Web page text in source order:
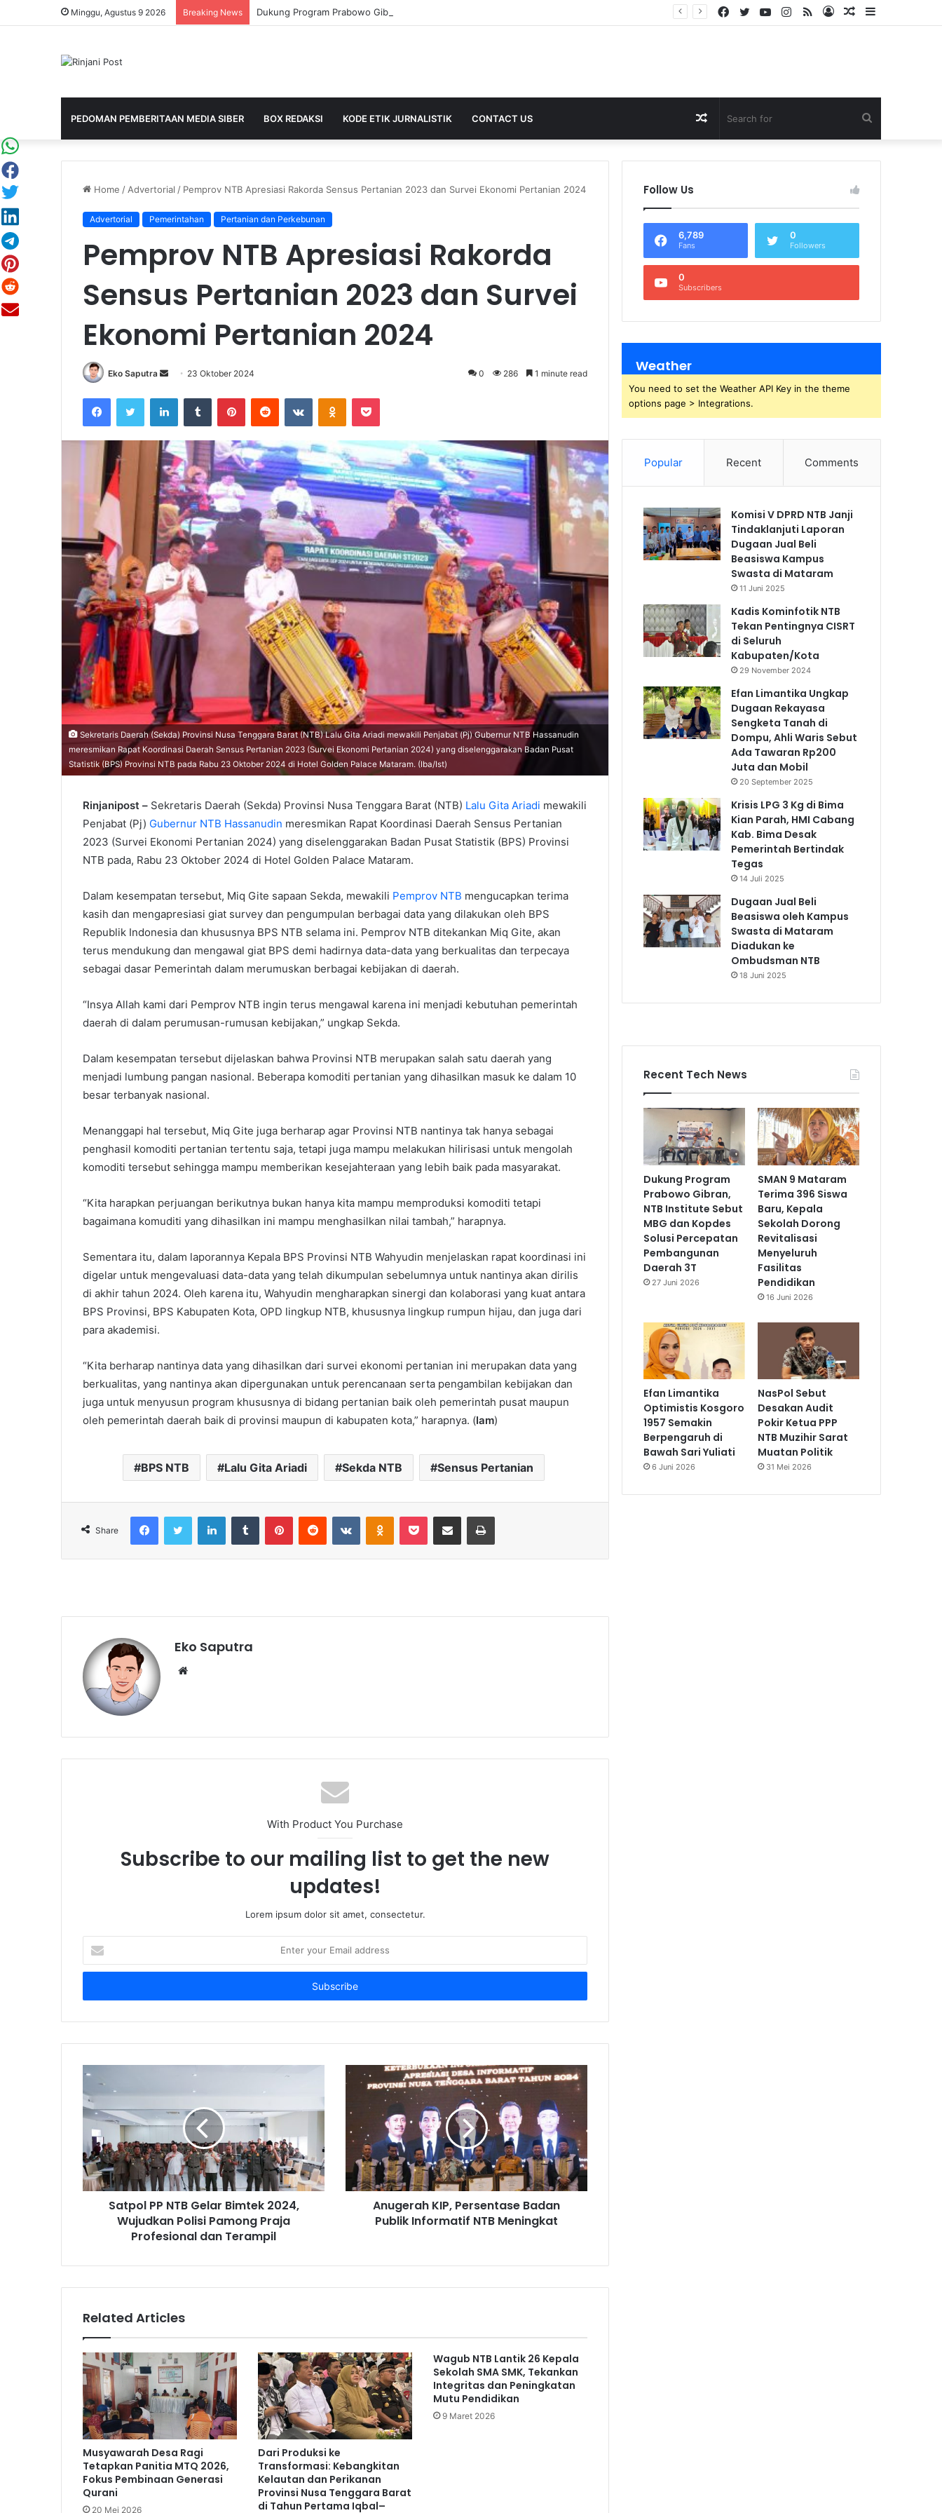
Minggu, Agustus 9 2026 Breaking News
Random
Log
RSS
Instagram
YouTube
Twitter
Facebook
PEDOMAN PEMBERITAAN MEDIA SIBER BOX REDAKSI KODE ETIK JURNALISTIK CONTACT US
for
Random
Article
Home / Advertorial / Pemprov NTB Apresiasi Rakorda Sensus Pertanian 2023 dan Survei Ekonomi Pertanian 2024
Advertorial Pemerintahan Pertanian dan Perkebunan
Pemprov NTB Apresiasi Rakorda
Sensus Pertanian 2023 dan Survei
Ekonomi Pertanian 2024
Eko Saputra
Send23 Oktober 2024 0 286 1 minute read
FacebookTwitter LinkedIn Tumblr PinterestReddit VKontakteOdnoklassniki
Sekretaris Daerah (Sekda) Provinsi Nusa Tenggara Barat (NTB) Lalu Gita Ariadi mewakili Penjabat (Pj) Gubernur NTB Hassanudin
meresmikan Rapat Koordinasi Daerah Sensus Pertanian 2023 (Survei Ekonomi Pertanian 2024) yang diselenggarakan Badan Pusat
Statistik (BPS) Provinsi NTB pada Rabu 23 Oktober 2024 di Hotel Golden Palace Mataram. (Iba/Ist)
Rinjanipost – Sekretaris Daerah (Sekda) Provinsi Nusa Tenggara Barat (NTB) Lalu Gita Ariadi mewakili
Penjabat (Pj) Gubernur NTB Hassanudin meresmikan Rapat Koordinasi Daerah Sensus Pertanian
2023 (Survei Ekonomi Pertanian 2024) yang diselenggarakan Badan Pusat Statistik (BPS) Provinsi
NTB pada, Rabu 23 Oktober 2024 di Hotel Golden Palace Mataram.
Dalam kesempatan tersebut, Miq Gite sapaan Sekda, mewakili Pemprov NTB mengucapkan terima
kasih dan mengapresiasi giat survey dan pengumpulan berbagai data yang dilakukan oleh BPS
Republik Indonesia dan khususnya BPS NTB selama ini. Pemprov NTB ditekankan Miq Gite, akan
terus mendukung dan mengawal giat BPS demi hadirnya data-data yang berkualitas dan terpecaya
sebagai dasar Pemerintah dalam merumuskan berbagai kebijakan di daerah.
“Insya Allah kami dari Pemprov NTB ingin terus mengawal karena ini menjadi kebutuhan pemerintah
daerah di dalam perumusan-rumusan kebijakan,” ungkap Sekda.
Dalam kesempatan tersebut dijelaskan bahwa Provinsi NTB merupakan salah satu daerah yang
menjadi lumbung pangan nasional. Beberapa komoditi pertanian yang dihasilkan masuk ke dalam 10
besar terbanyak nasional.
Menanggapi hal tersebut, Miq Gite juga berharap agar Provinsi NTB nantinya tak hanya sebagai
penghasil komoditi pertanian tertentu saja, tetapi juga mampu melakukan hilirisasi untuk mengolah
komoditi tersebut sehingga mampu memberikan kesejahteraan yang lebih baik pada masyarakat.
“Kita harapkan perjuangan berikutnya bukan hanya kita mampu memproduksi komoditi tetapi
bagaimana komuditi yang dihasilkan ini mampu menghasilkan nilai tambah,” harapnya.
Sementara itu, dalam laporannya Kepala BPS Provinsi NTB Wahyudin menjelaskan rapat koordinasi ini
digelar untuk mengevaluasi data-data yang telah dikumpulan sebelumnya untuk nantinya akan dirilis
di akhir tahun 2024. Oleh karena itu, Wahyudin mengharapkan sinergi dan kolaborasi yang kuat antara
BPS Provinsi, BPS Kabupaten Kota, OPD lingkup NTB, khususnya lingkup rumpun hijau, dan juga dari
para akademisi.
“Kita berharap nantinya data yang dihasilkan dari survei ekonomi pertanian ini merupakan data yang
berkualitas, yang nantinya akan dipergunakan untuk perencanaan serta pengambilan kebijakan dan
juga untuk menyusun program khususnya di bidang pertanian baik oleh pemerintah pusat maupun
oleh pemerintah daerah baik di provinsi maupun di kabupaten kota,” harapnya. (Iam)
BPS NTB Lalu Gita Ariadi Sekda NTB Sensus Pertanian
Share
FacebookTwitter LinkedIn Tumblr PinterestReddit VKontakteOdnoklassniki
Pocket Share via Email
Eko Saputra
With Product You Purchase
Subscribe to our mailing list to get the new
updates!
Lorem ipsum dolor sit amet, consectetur.
your
Email
Satpol PP NTB Gelar Bimtek 2024,
Wujudkan Polisi Pamong Praja
Profesional dan Terampil
Anugerah KIP, Persentase Badan
Publik Informatif NTB Meningkat
Related Articles
Musyawarah Desa Ragi
Tetapkan Panitia MTQ 2026,
Fokus Pembinaan Generasi
Qurani
20 Mei 2026
Dari Produksi ke
Transformasi: Kebangkitan
Kelautan dan Perikanan
Provinsi Nusa Tenggara Barat
di Tahun Pertama Iqbal–
Wagub NTB Lantik 26 Kepala
Sekolah SMA SMK, Tekankan
Integritas dan Peningkatan
Mutu Pendidikan
9 Maret 2026
Follow Us
6,789
Fans
0
Followers
0
Subscribers
Weather
You need to set the Weather API Key in the theme
options page > Integrations.
Popular Recent Comments
Komisi V DPRD NTB Janji
Tindaklanjuti Laporan
Dugaan Jual Beli
Beasiswa Kampus
Swasta di Mataram
11 Juni 2025
Kadis Kominfotik NTB
Tekan Pentingnya CISRT
di Seluruh
Kabupaten/Kota
29 November 2024
Efan Limantika Ungkap
Dugaan Rekayasa
Sengketa Tanah di
Dompu, Ahli Waris Sebut
Ada Tawaran Rp200
Juta dan Mobil
20 September 2025
Krisis LPG 3 Kg di Bima
Kian Parah, HMI Cabang
Kab. Bima Desak
Pemerintah Bertindak
Tegas
14 Juli 2025
Dugaan Jual Beli
Beasiswa oleh Kampus
Swasta di Mataram
Diadukan ke
Ombudsman NTB
18 Juni 2025
Recent Tech News
Dukung Program
Prabowo Gibran,
NTB Institute Sebut
MBG dan Kopdes
Solusi Percepatan
Pembangunan
Daerah 3T
27 Juni 2026
SMAN 9 Mataram
Terima 396 Siswa
Baru, Kepala
Sekolah Dorong
Revitalisasi
Menyeluruh
Fasilitas
Pendidikan
16 Juni 2026
Efan Limantika
Optimistis Kosgoro
1957 Semakin
Berpengaruh di
Bawah Sari Yuliati
6 Juni 2026
NasPol Sebut
Desakan Audit
Pokir Ketua PPP
NTB Muzihir Sarat
Muatan Politik
31 Mei 2026